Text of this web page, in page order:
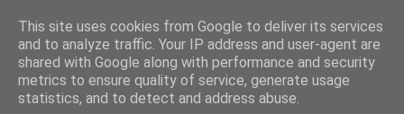
This site uses cookies from Google to deliver its services
and to analyze traffic. Your IP address and user-agent are
shared with Google along with performance and security
metrics to ensure quality of service, generate usage
statistics, and to detect and address abuse.